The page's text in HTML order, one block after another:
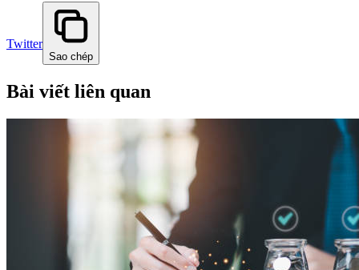
Twitter
Sao chép
Bài viết liên quan